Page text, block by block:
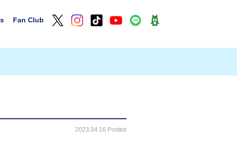
Fan Club
2023.04.16 Posted